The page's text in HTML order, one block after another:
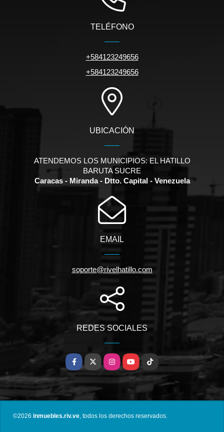
TELÉFONO
+584123249656
+584123249656
UBICACIÓN
ATENDEMOS LOS MUNICIPIOS: EL HATILLO
BARUTA SUCRE
Caracas - Miranda - Dtto. Capital - Venezuela
EMAIL
soporte@rivelhatillo.com
REDES SOCIALES
Facebook
X InstagramYouTubeTikTok
©2026 inmuebles.riv.ve, todos los derechos reservados.